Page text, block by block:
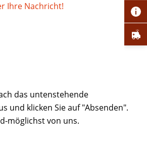
Ihre Nachricht!
das untenstehende
und klicken Sie auf "Absenden".
möglichst von uns.